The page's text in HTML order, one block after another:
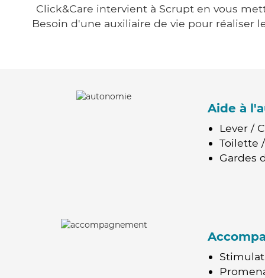
Click&Care intervient à Scrupt en vous
Besoin d'une auxiliaire de vie pour réaliser
Aide à
Lever /
Toilette
Gardes